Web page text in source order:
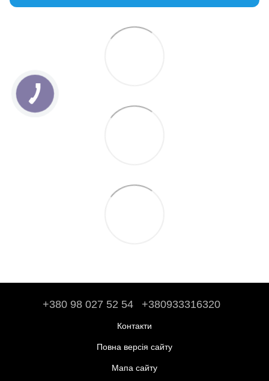
+380 98 027 52 54 +380933316320
Контакти
Повна версія сайту
Мапа сайту